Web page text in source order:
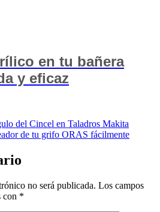
en tu bañera
y eficaz
del Cincel en Taladros Makita
de tu grifo ORAS fácilmente
no será publicada. Los campos
con *